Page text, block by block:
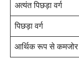
अत्यंत पिछड़ा वर्ग
पिछड़ा वर्ग
आर्थिक रूप से कमजोर